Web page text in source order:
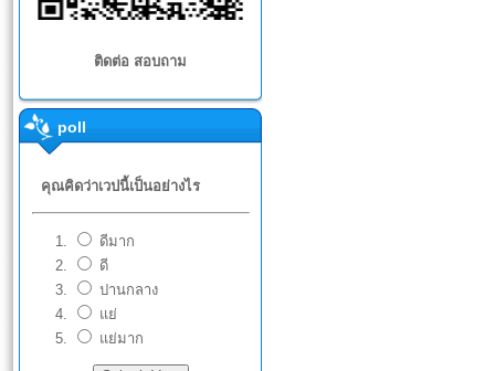
ติดต่อ สอบถาม
poll
คุณคิดว่าเวปนี้เป็นอย่างไร
ดีมาก
ดี
ปานกลาง
แย่
แย่มาก